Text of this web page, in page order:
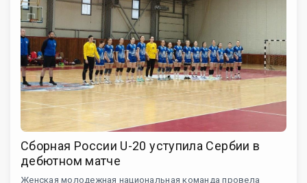
Сборная России U-20 уступила Сербии в
дебютном матче
Женская молодежная национальная команда провела